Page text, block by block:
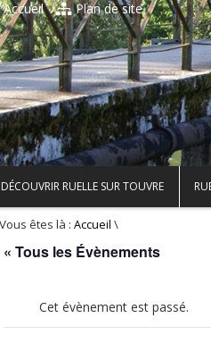
Accueil Plan de site
DÉCOUVRIR RUELLE SUR TOUVRE
Vous êtes là : Accueil \
« Tous les Évènements
Cet évènement est passé.